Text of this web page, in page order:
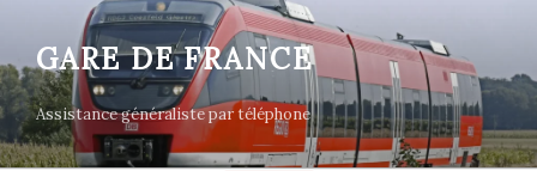
contenu
principal
GARE DE FRANCE
Assistance généraliste par téléphone